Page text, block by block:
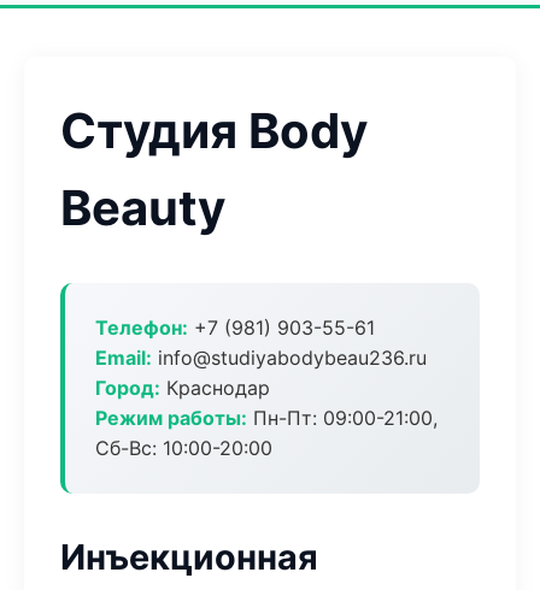
Студия Body
Beauty
Телефон: +7 (981) 903-55-61
Email: info@studiyabodybeau236.ru
Город: Краснодар
Режим работы: Пн-Пт: 09:00-21:00,
Сб-Вс: 10:00-20:00
Инъекционная